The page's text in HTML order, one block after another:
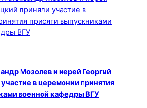
Мозолев и иерей Георгий
в церемонии принятия
военной кафедры ВГУ